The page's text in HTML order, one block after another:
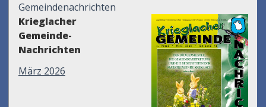
Gemeindenachrichten
Krieglacher
Gemeinde-
Nachrichten
März 2026